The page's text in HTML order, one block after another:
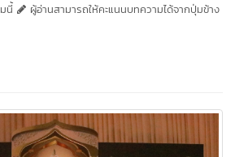
นี้
ผู้อ่านสามารถให้คะแนนบทความได้จากปุ่มข้าง